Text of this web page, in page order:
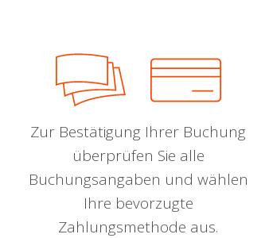
Zur Bestätigung Ihrer Buchung
überprüfen Sie alle
Buchungsangaben und wählen
Ihre bevorzugte
Zahlungsmethode aus.